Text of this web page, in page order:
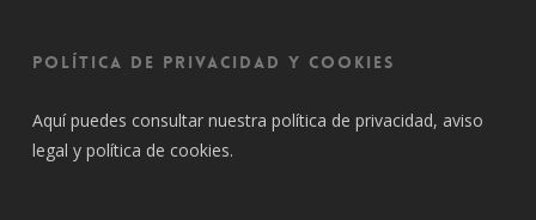
Política de privacidad y cookies
Aquí puedes consultar nuestra política de privacidad, aviso
legal y política de cookies.